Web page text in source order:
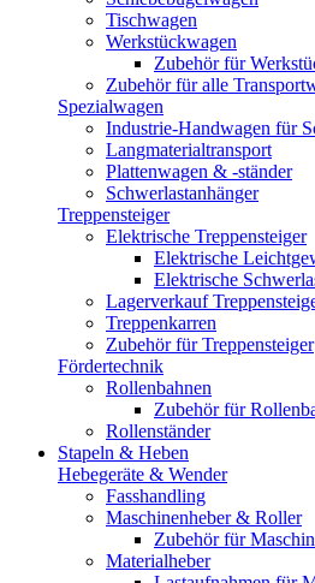
Tischwagen
Werkstückwagen
Zubehör für
Zubehör für alle
Spezialwagen
Industrie-Handwagen für
Langmaterialtransport
Plattenwagen & -ständer
Schwerlastanhänger
Treppensteiger
Elektrische Treppensteiger
Elektrische
Elektrische
Lagerverkauf
Treppenkarren
Zubehör für Treppensteiger
Fördertechnik
Rollenbahnen
Zubehör für
Rollenständer
Stapeln & Heben
Hebegeräte & Wender
Fasshandling
Maschinenheber & Roller
Zubehör für
Materialheber